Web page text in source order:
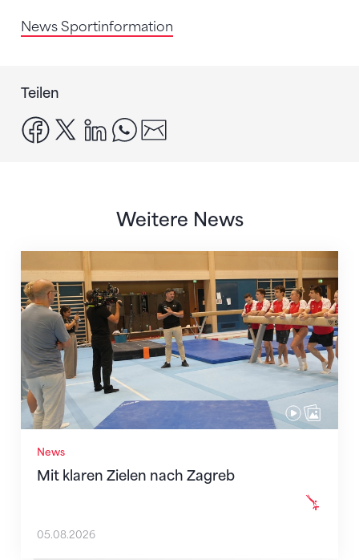
News Sportinformation
Teilen
facebook
x linkedinwhatsapp
Weitere News
News
Mit klaren Zielen nach Zagreb
Mit klaren Zielen nach Zagreb
05.08.2026